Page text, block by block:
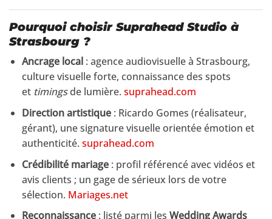
Pourquoi choisirSuprahead Studio à
Strasbourg ?
Ancrage local: agence audiovisuelle à Strasbourg,
culture visuelle forte, connaissance des spots
et timingsde lumière. suprahead.com
Direction artistique: Ricardo Gomes (réalisateur,
gérant), une signature visuelle orientée émotion et
authenticité. suprahead.com
Crédibilité mariage: profil référencé avec vidéos et
avis clients ; un gage de sérieux lors de votre
sélection. Mariages.net
Reconnaissance: listé parmi les Wedding Awards